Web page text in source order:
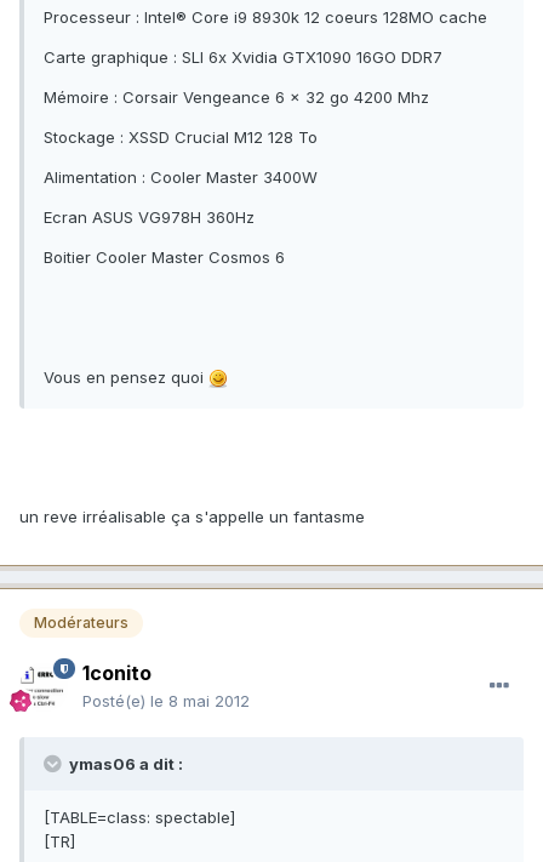
Processeur : Intel® Core i9 8930k 12 coeurs 128MO cache
Carte graphique : SLI 6x Xvidia GTX1090 16GO DDR7
Mémoire : Corsair Vengeance 6 x 32 go 4200 Mhz
Stockage : XSSD Crucial M12 128 To
Alimentation : Cooler Master 3400W
Ecran ASUS VG978H 360Hz
Boitier Cooler Master Cosmos 6
Vous en pensez quoi
un reve irréalisable ça s'appelle un fantasme
Modérateurs
1conito
Posté(e) le 8 mai 2012
ymas06 a dit :
[TABLE=class: spectable]
[TR]